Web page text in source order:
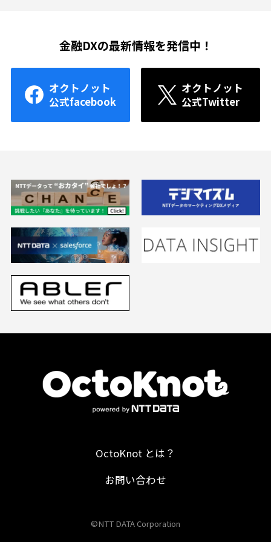
金融DXの最新情報を発信中！
オクトノット
公式facebook
オクトノット
公式Twitter
OctoKnot とは？
お問い合わせ
©NTT DATA Corporation